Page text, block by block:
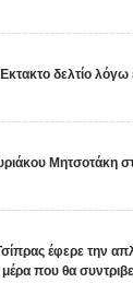
δελτίο
Μητσοτάκη
έφερε την
που θα